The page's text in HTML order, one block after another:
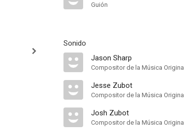
Guión
Sonido
Jason Sharp
Compositor de la Música Original
Jesse Zubot
Compositor de la Música Original
Josh Zubot
Compositor de la Música Original